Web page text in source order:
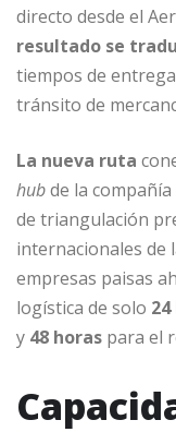
directo desde el
resultado se
tiempos de
tránsito de
La nueva ruta
hubde la
de triangulación
internacionales de
empresas paisas
logística de solo
y 48 horas para el